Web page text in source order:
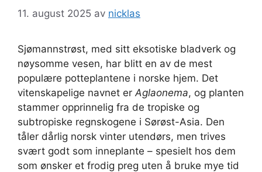
11. august 2025 av nicklas
Sjømannstrøst, med sitt eksotiske bladverk og
nøysomme vesen, har blitt en av de mest
populære potteplantene i norske hjem. Det
vitenskapelige navnet er Aglaonema, og planten
stammer opprinnelig fra de tropiske og
subtropiske regnskogene i Sørøst-Asia. Den
tåler dårlig norsk vinter utendørs, men trives
svært godt som inneplante – spesielt hos dem
som ønsker et frodig preg uten å bruke mye tid